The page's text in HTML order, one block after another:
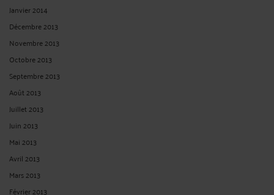
Janvier 2014
Décembre 2013
Novembre 2013
Octobre 2013
Septembre 2013
Août 2013
Juillet 2013
Juin 2013
Mai 2013
Avril 2013
Mars 2013
Février 2013